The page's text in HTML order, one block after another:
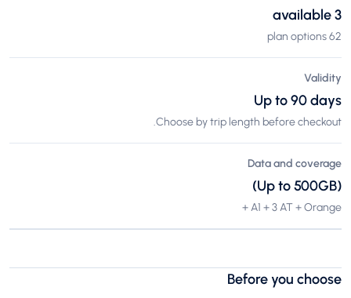
3 available
62 plan options
Validity
Up to 90 days
Choose by trip length before checkout.
Data and coverage
(Up to 500GB)
A1 + 3 AT + Orange +
Before you choose